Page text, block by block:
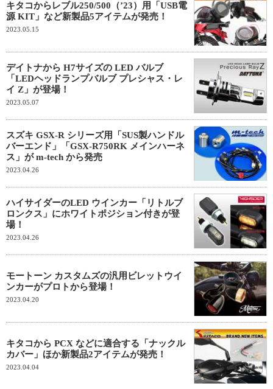
キタコからレブル250/500（’23）用「USB電
源 KIT」など新製品5アイテムが発売！
2023.05.15
デイトナから H7サイズの LED バルブ
「LEDヘッドランプバルブ プレシャス・レ
イ Z」が登場！
2023.05.07
スズキ GSX-R シリーズ用「SUS製ハンドル
バーエンド」「GSX-R750RK メインハーネ
ス」が m-tech から発売
2023.04.26
ハイサイダーのLED ウインカー「リトルブ
ロンクス」にホワイトポジション付きが登
場！
2023.04.26
モートーン カスタムズの汎用ビレットウイ
ンカーがプロトから登場！
2023.04.20
キタコから PCX などに適合する「ナックル
カバー」ほか新製品2アイテムが発売！
2023.04.04